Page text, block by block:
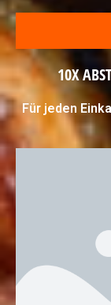
10X
Für jeden